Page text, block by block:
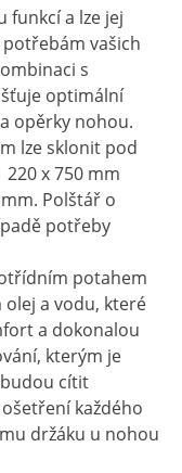
funkcí a lze jej
vašich
s
optimální
opěrky nohou.
lze sklonit pod
x 750 mm
Polštář o
potřeby
potahem
olej a vodu, které
a dokonalou
kterým je
budou cítit
každého
držáku u nohou